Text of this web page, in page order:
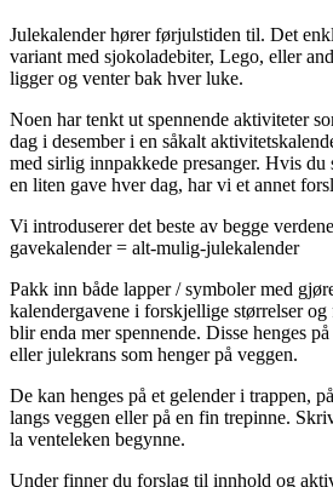
Julekalender hører førjulstiden til. Det
variant med sjokoladebiter, Lego, eller
ligger og venter bak hver luke.
Noen har tenkt ut spennende aktiviteter
dag i desember i en såkalt
med sirlig innpakkede presanger. Hvis
en liten gave hver dag, har vi et annet
Vi introduserer det beste av begge
gavekalender = alt-mulig-julekalender
Pakk inn både lapper / symboler med
kalendergavene i forskjellige størrelser
blir enda mer spennende. Disse henges
eller julekrans som henger på veggen.
De kan henges på et gelender i trappen,
langs veggen eller på en fin trepinne.
la venteleken begynne.
Under finner du forslag til innhold og